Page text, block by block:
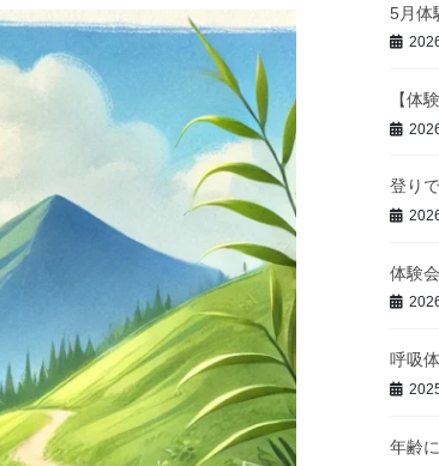
5月体
【体
登り
体験
呼吸
年齢